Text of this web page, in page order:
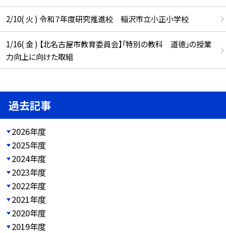
2/10( 火 ) 令和７年度研究推進校 稲沢市立小正小学校
1/16( 金 ) 【北名古屋市教育委員会】「特別の教科 道徳」の授業
力向上に向けた取組
過去記事
2026年度
2025年度
2024年度
2023年度
2022年度
2021年度
2020年度
2019年度